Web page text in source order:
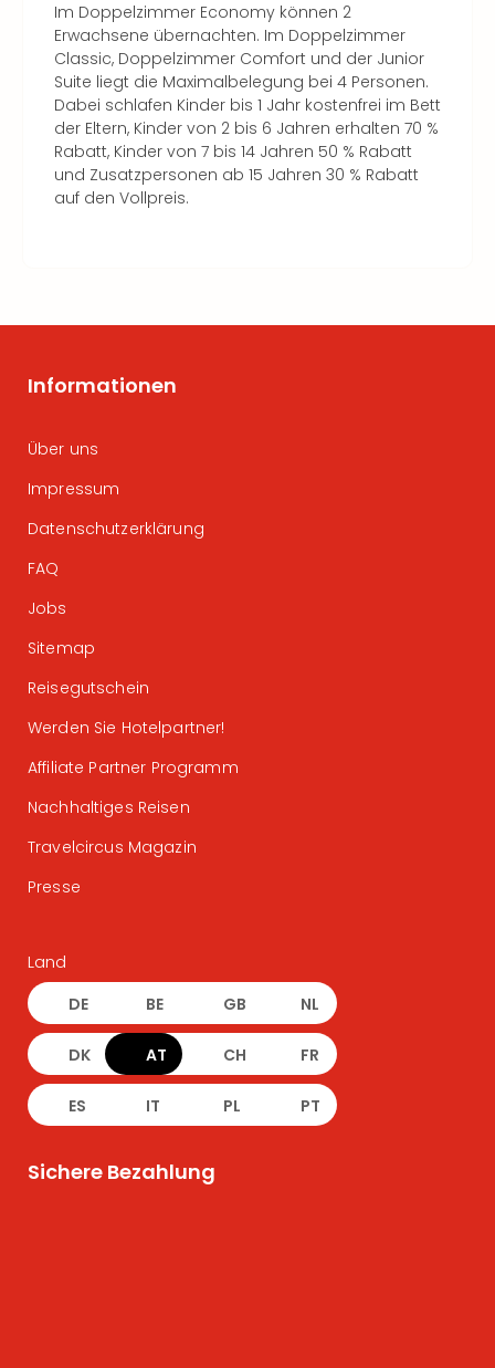
Im Doppelzimmer Economy können 2
Erwachsene übernachten. Im Doppelzimmer
Classic, Doppelzimmer Comfort und der Junior
Suite liegt die Maximalbelegung bei 4 Personen.
Dabei schlafen Kinder bis 1 Jahr kostenfrei im Bett
der Eltern, Kinder von 2 bis 6 Jahren erhalten 70 %
Rabatt, Kinder von 7 bis 14 Jahren 50 % Rabatt
und Zusatzpersonen ab 15 Jahren 30 % Rabatt
auf den Vollpreis.
Informationen
Über uns
Impressum
Datenschutzerklärung
FAQ
Jobs
Sitemap
Reisegutschein
Werden Sie Hotelpartner!
Affiliate Partner Programm
Nachhaltiges Reisen
Travelcircus Magazin
Presse
Land
DE BE GB NL
DK AT CH FR
ES IT PL PT
Sichere Bezahlung